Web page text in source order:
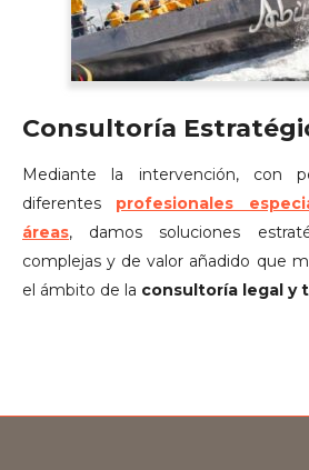
Consultoría
Mediante la intervención, con
diferentes profesionales
áreas, damos soluciones
complejas y de valor añadido que
el ámbito de la consultoría legal y